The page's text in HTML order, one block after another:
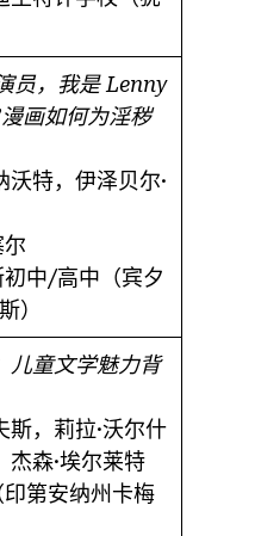
员，我是 Lenny
画如何为淫秽
沃特，伊泽贝尔·
中/高中（宾夕
）
儿童文学魅力背
斯，莉拉·沃尔什
杰森·埃尔莱特
第安纳州卡梅